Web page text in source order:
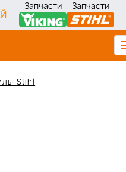
Запчасти Запчасти
Stihl